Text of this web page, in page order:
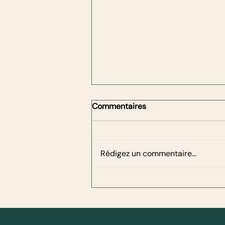
Salle de sport ou sport en
choisir ?
Commentaires
Rédigez un commentaire...